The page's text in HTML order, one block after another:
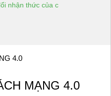
nhận thức của c
MẠNG 4.0